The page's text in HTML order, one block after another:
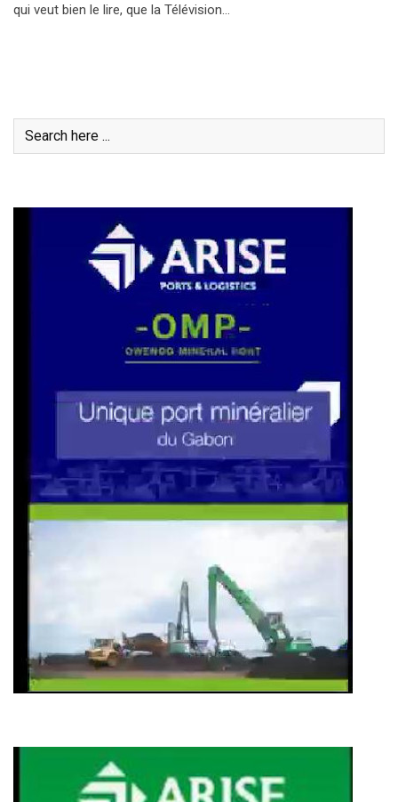
qui veut bien le lire, que la Télévision…